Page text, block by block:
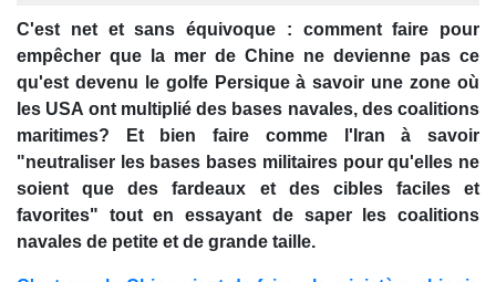
C'est net et sans équivoque : comment faire pour
empêcher que la mer de Chine ne devienne pas ce
qu'est devenu le golfe Persique à savoir une zone où
les USA ont multiplié des bases navales, des coalitions
maritimes? Et bien faire comme l'Iran à savoir
"neutraliser les bases bases militaires pour qu'elles ne
soient que des fardeaux et des cibles faciles et
favorites" tout en essayant de saper les coalitions
navales de petite et de grande taille.